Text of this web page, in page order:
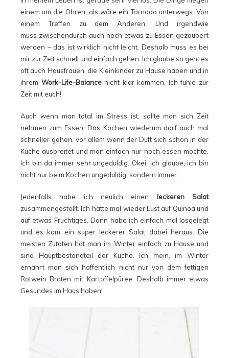
einem um die Ohren, als wäre ein Tornado unterwegs. Von
einem Treffen zu dem Anderen. Und irgendwie
muss zwischendurch auch noch etwas zu Essen gezaubert
werden – das ist wirklich nicht leicht. Deshalb muss es bei
mir zur Zeit schnell und einfach gehen. Ich glaube so geht es
oft auch Hausfrauen, die Kleinkinder zu Hause haben und in
ihrem Work-Life-Balancenicht klar kommen. Ich fühle zur
Zeit mit euch!
Auch wenn man total im Stress ist, sollte man sich Zeit
nehmen zum Essen. Das Kochen wiederum darf auch mal
schneller gehen, vor allem wenn der Duft sich schon in der
Küche ausbreitet und man einfach nur noch essen möchte.
Ich bin da immer sehr ungeduldig. Okei, ich glaube, ich bin
nicht nur beim Kochen ungeduldig, sondern immer.
Jedenfalls habe ich neulich einen leckeren Salat
zusammengestellt. Ich hatte mal wieder Lust auf Quinoa und
auf etwas Fruchtiges. Dann habe ich einfach mal losgelegt
und es kam ein super leckerer Salat dabei heraus. Die
meisten Zutaten hat man im Winter einfach zu Hause und
sind Hauptbestandteil der Küche. Ich mein, im Winter
ernährt man sich hoffentlich nicht nur von dem fettigen
Rotwein Braten mit Kartoffelpüree. Deshalb immer etwas
Gesundes im Haus haben!